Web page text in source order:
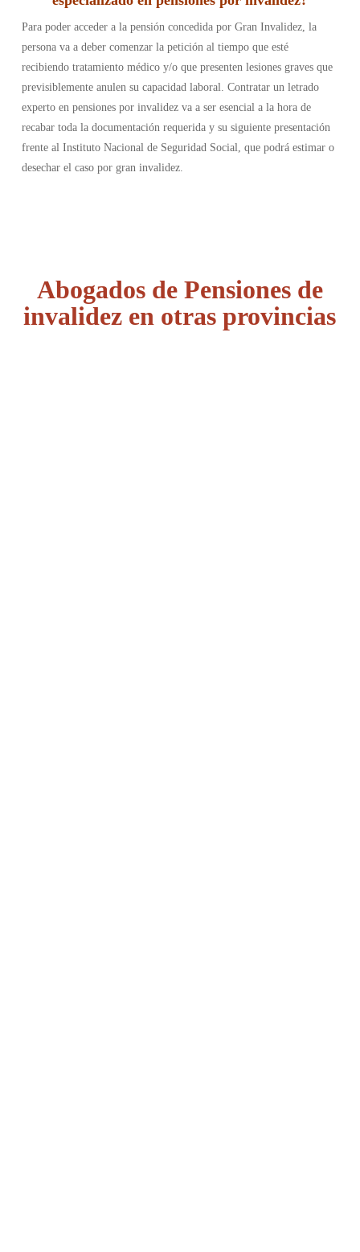
Para poder acceder a la pensión concedida por Gran Invalidez, la
persona va a deber comenzar la petición al tiempo que esté
recibiendo tratamiento médico y/o que presenten lesiones graves que
previsiblemente anulen su capacidad laboral. Contratar un letrado
experto en pensiones por invalidez va a ser esencial a la hora de
recabar toda la documentación requerida y su siguiente presentación
frente al Instituto Nacional de Seguridad Social, que podrá estimar o
desechar el caso por gran invalidez.
Abogados de Pensiones de
invalidez en otras provincias